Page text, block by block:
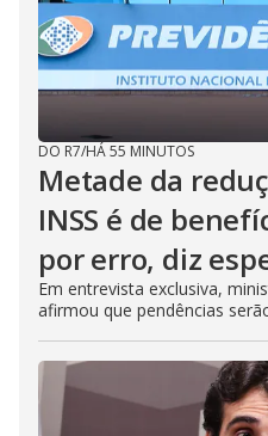
DO R7/HÁ 55 MINUTOS
Metade da
INSS é de
por erro, diz
Em entrevista exclusiva,
afirmou que pendências